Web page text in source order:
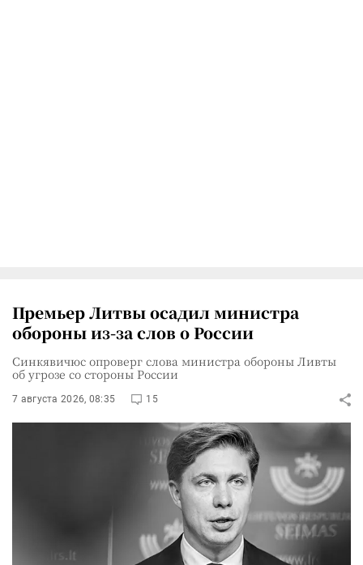
Премьер Литвы осадил министра
обороны из-за слов о России
Синкявичюс опроверг слова министра обороны Ливты
об угрозе со стороны России
7 августа 2026, 08:35 15